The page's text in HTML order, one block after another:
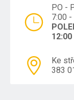
PO -
7:00 -
Ke
383